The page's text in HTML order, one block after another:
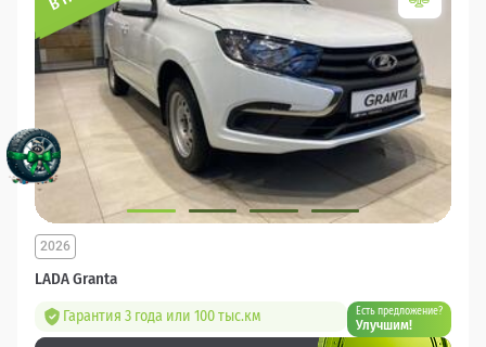
LADA Granta
2026
Гарантия 3 года или 100 тыс.км Есть предложение?
Улучшим!